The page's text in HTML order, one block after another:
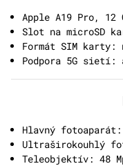
Apple A19 Pro, 12
Slot na microSD
Formát SIM karty:
Podpora 5G sietí:
Hlavný
Ultraširokouhlý
Teleobjektív: 48